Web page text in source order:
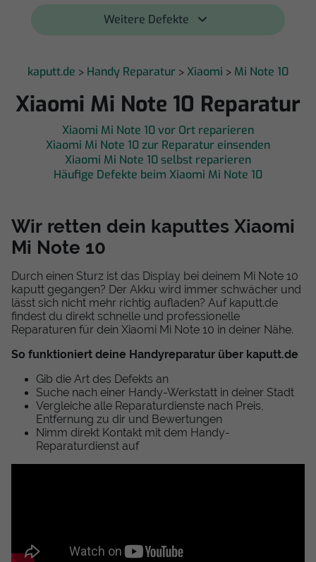
Weitere Defekte
kaputt.de > Handy Reparatur > Xiaomi > Mi Note 10
Xiaomi Mi Note 10 Reparatur
Xiaomi Mi Note 10 vor Ort reparieren
Xiaomi Mi Note 10 zur Reparatur einsenden
Xiaomi Mi Note 10 selbst reparieren
Häufige Defekte beim Xiaomi Mi Note 10
Wir retten dein kaputtes Xiaomi
Mi Note 10
Durch einen Sturz ist das Display bei deinem Mi Note 10
kaputt gegangen? Der Akku wird immer schwächer und
lässt sich nicht mehr richtig aufladen? Auf kaputt.de
findest du direkt schnelle und professionelle
Reparaturen für dein Xiaomi Mi Note 10 in deiner Nähe.
So funktioniert deine Handyreparatur über kaputt.de
Gib die Art des Defekts an
Suche nach einer Handy-Werkstatt in deiner Stadt
Vergleiche alle Reparaturdienste nach Preis,
Entfernung zu dir und Bewertungen
Nimm direkt Kontakt mit dem Handy-
Reparaturdienst auf